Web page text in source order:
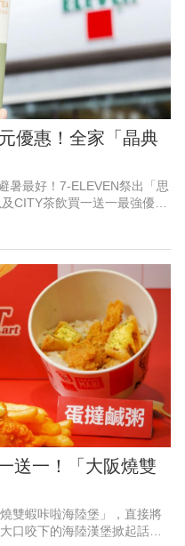
優惠！全家「晶典
暑最好！7-ELEVEN祭出「思
CITY茶飲買一送一最強優
就能參加抽獎試手氣，最低
送一！「大阪燒雙
雙蝦咔啦海陸堡」，直接將
口咬下的海陸漢堡掀起話